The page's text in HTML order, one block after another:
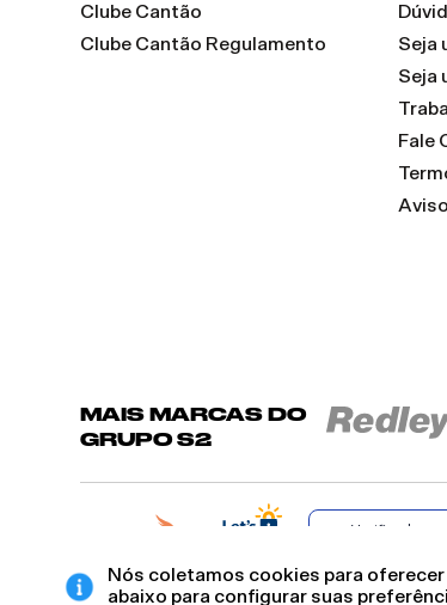
Nós coletamos cookies para
abaixo para configurar suas
Clube Cantão
Clube Cantão Regulamento
Seja
Seja
Fale
MAIS MARCAS DO
GRUPO S2
Verificada por